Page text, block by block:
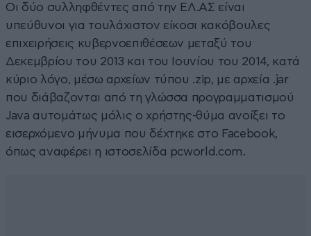
Οι δύο συλληφθέντες από την ΕΛ.ΑΣ είναι
υπεύθυνοι για τουλάχιστον είκοσι κακόβουλες
επιχειρήσεις κυβερνοεπιθέσεων μεταξύ του
Δεκεμβρίου του 2013 και του Ιουνίου του 2014, κατά
κύριο λόγο, μέσω αρχείων τύπου .zip, με αρχεία .jar
που διάβαζονται από τη γλώσσα προγραμματισμού
Java αυτομάτως μόλις ο χρήστης-θύμα ανοίξει το
εισερχόμενο μήνυμα που δέχτηκε στο Facebook,
όπως αναφέρει η ιστοσελίδα pcworld.com.